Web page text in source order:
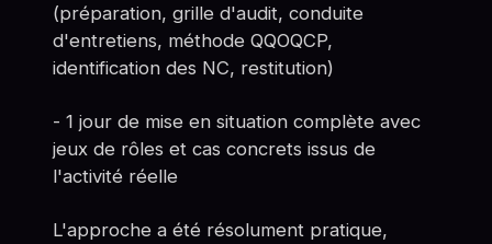
(préparation, grille d'audit, conduite
d'entretiens, méthode QQOQCP,
identification des NC, restitution)
- 1 jour de mise en situation complète avec
jeux de rôles et cas concrets issus de
l'activité réelle
L'approche a été résolument pratique,